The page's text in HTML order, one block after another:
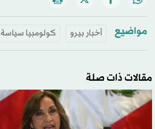
مواضيع أخبار بيرو كولومبيا سياسة
مقالات ذات صلة